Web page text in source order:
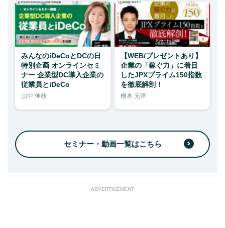
みんなのiDeCoとDCの日
特別企画 オンラインセミ
ナー 企業型DC導入企業の
従業員とiDeCo
山中 伸枝
【WEB/プレゼントあり】
企業の「稼ぐ力」に着目
したJPXプライム150指数
を徹底解剖！
橋本 元洋
セミナー・動画一覧はこちら
ADVERTISEMENT